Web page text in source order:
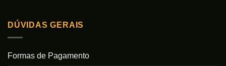
DÚVIDAS GERAIS
Formas de Pagamento